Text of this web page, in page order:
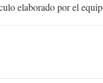
elaborado por el